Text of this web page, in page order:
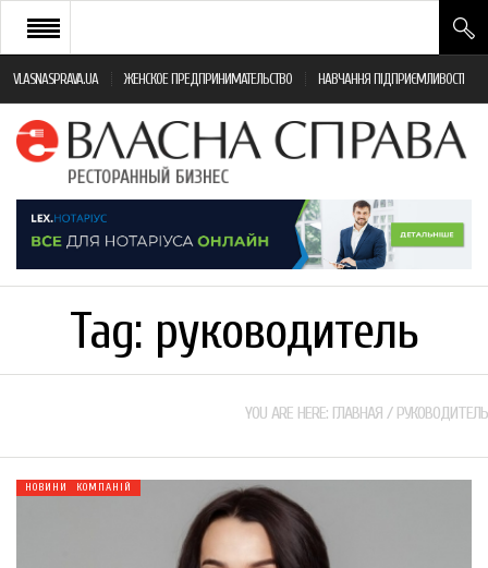
VLASNASPRAVA.UA ЖЕНСКОЕ ПРЕДПРИНИМАТЕЛЬСТВО НАВЧАННЯ ПІДПРИЄМЛИВОСТІ
НОВИНИ РЕСТОРАННОГО БІЗНЕСУ
ЯК ВІДКРИТИ ТА УСПІШНО КЕРУВАТИ
МОНІТОРИНГ ЗАКОНОДАВСТВА
ФРАНЧАЙЗИНГ
Tag: руководитель
YOU ARE HERE: ГЛАВНАЯ / РУКОВОДИТЕЛЬ
НОВИНИ КОМПАНІЙ